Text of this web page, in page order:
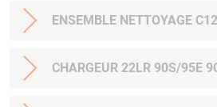
ENSEMBLE NETTOYAGE
CHARGEUR 22LR 90S/95E